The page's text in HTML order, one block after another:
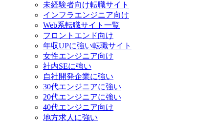
未経験者向け転職サイト
インフラエンジニア向け
Web系転職サイト一覧
フロントエンド向け
年収UPに強い転職サイト
女性エンジニア向け
社内SEに強い
自社開発企業に強い
30代エンジニアに強い
20代エンジニアに強い
40代エンジニア向け
地方求人に強い